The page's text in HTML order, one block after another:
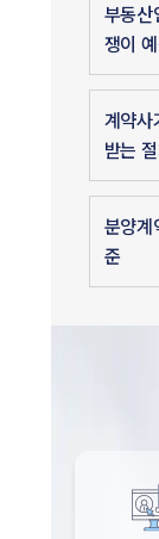
부동산
쟁이
계약사
받는
분양계
준